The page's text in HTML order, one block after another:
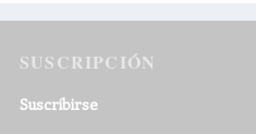
SUSCRIPCIÓN
Suscribirse